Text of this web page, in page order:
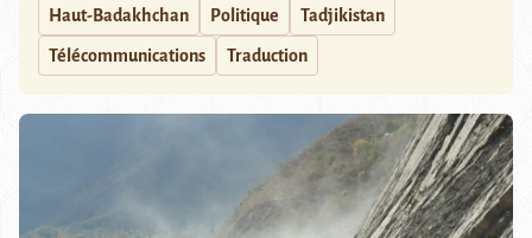
Haut-Badakhchan Politique Tadjikistan
Télécommunications Traduction